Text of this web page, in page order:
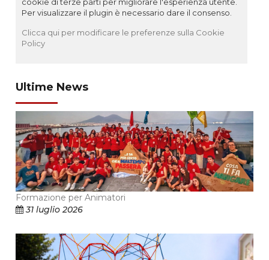
Per visualizzare il plugin è necessario dare il consenso.
Clicca qui per modificare le preferenze sulla Cookie
Policy
Ultime News
Formazione per Animatori
31 luglio 2026